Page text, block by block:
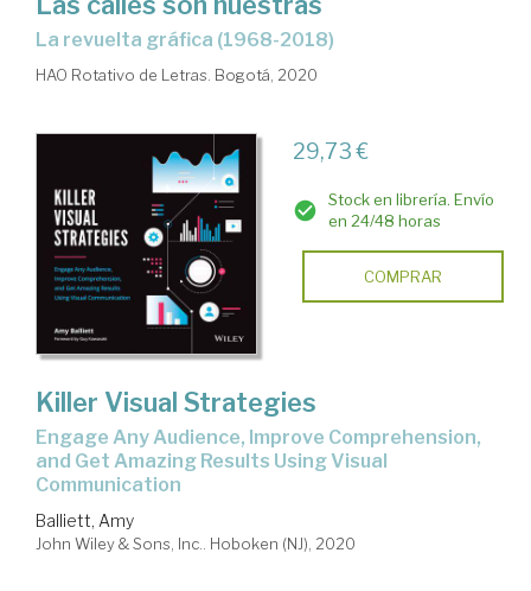
la revuelta gráfica (1968-2018)
HAO Rotativo de Letras. Bogotá, 2020
29,73 €
Stock en librería. Envío
en 24/48 horas
COMPRAR
Killer Visual Strategies
Engage Any Audience, Improve Comprehension,
and Get Amazing Results Using Visual
Communication
Balliett, Amy
John Wiley & Sons, Inc.. Hoboken (NJ), 2020